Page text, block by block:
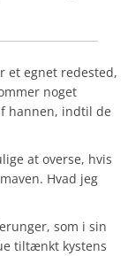
et egnet redested,
noget
hannen, indtil de
at overse, hvis
Hvad jeg
som i sin
tiltænkt kystens